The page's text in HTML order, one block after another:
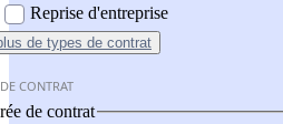
Reprise d'entreprise
de types de contrat
CONTRAT
de contrat